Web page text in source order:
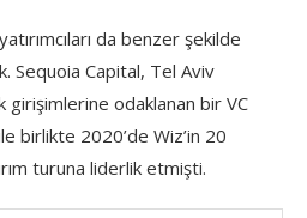
da benzer şekilde
Sequoia Capital, Tel Aviv
odaklanan bir VC
birlikte 2020’de Wiz’in 20
turuna liderlik etmişti.